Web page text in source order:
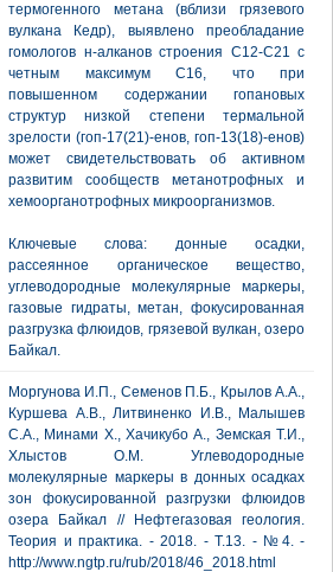
термогенного метана (вблизи грязевого
вулкана Кедр), выявлено преобладание
гомологов н-алканов строения С12-С21 с
четным максимум С16, что при
повышенном содержании гопановых
структур низкой степени термальной
зрелости (гоп-17(21)-енов, гоп-13(18)-енов)
может свидетельствовать об активном
развитим сообществ метанотрофных и
хемоорганотрофных микроорганизмов.
Ключевые слова: донные осадки,
рассеянное органическое вещество,
углеводородные молекулярные маркеры,
газовые гидраты, метан, фокусированная
разгрузка флюидов, грязевой вулкан, озеро
Байкал.
Моргунова И.П., Семенов П.Б., Крылов А.А.,
Куршева А.В., Литвиненко И.В., Малышев
С.А., Минами Х., Хачикубо А., Земская Т.И.,
Хлыстов О.М. Углеводородные
молекулярные маркеры в донных осадках
зон фокусированной разгрузки флюидов
озера Байкал // Нефтегазовая геология.
Теория и практика. - 2018. - Т.13. - №4. -
http://www.ngtp.ru/rub/2018/46_2018.html